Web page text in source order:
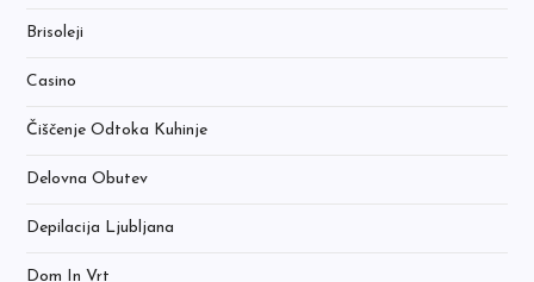
Brisoleji
Casino
Čiščenje Odtoka Kuhinje
Delovna Obutev
Depilacija Ljubljana
Dom In Vrt